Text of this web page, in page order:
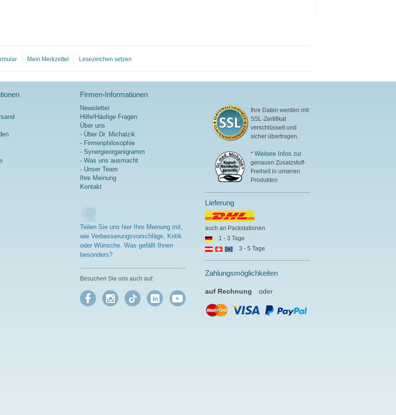
Mein Merkzettel Lesezeichen setzen
Firmen-Informationen
Newsletter
Hilfe/Häufige Fragen
Über uns
- Über Dr. Michalzik
- Firmenphilosophie
- Synergieorganigramm
- Was uns ausmacht
- Unser Team
Ihre Meinung
Kontakt
Teilen Sie uns hier Ihre Meinung mit,
wie Verbesserungsvorschläge, Kritik
oder Wünsche. Was gefällt Ihnen
besonders?
Besuchen Sie uns auch auf:
Ihre Daten werden mit
SSL-Zertifikat
verschlüsselt und
sicher übertragen.
*Weitere Infos zur
genauen Zusatzstoff-
Freiheit in unseren
Produkten
Lieferung
auch an Packstationen
1 - 3 Tage
3 - 5 Tage
Zahlungsmöglichkeiten
auf Rechnung oder